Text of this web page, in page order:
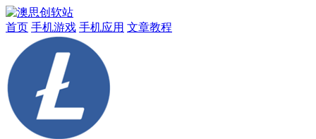
首页 手机游戏 手机应用 文章教程